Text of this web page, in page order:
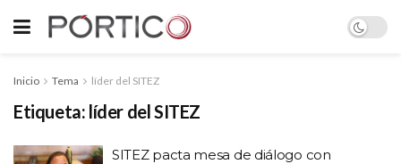
Inicio Tema líder del SITEZ
Etiqueta: líder del SITEZ
SITEZ pacta mesa de diálogo con